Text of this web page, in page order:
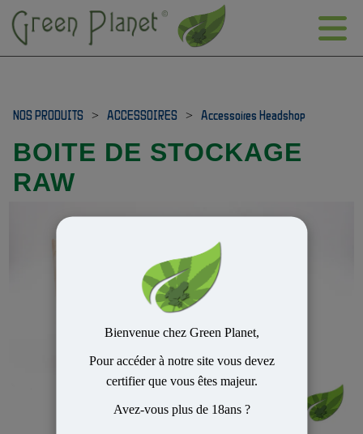
Bienvenue chez Green Planet,
Pour accéder à notre site vous devez
certifier que vous êtes majeur.
Avez-vous plus de 18ans ?
NOS PRODUITS > ACCESSOIRES > Accessoires Headshop
BOITE DE STOCKAGE
RAW